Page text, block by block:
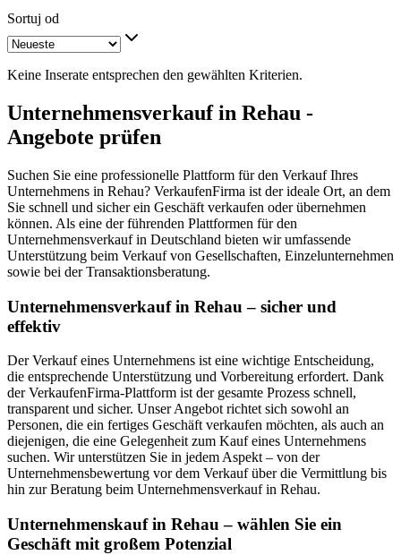
Sortuj od
Keine Inserate entsprechen den gewählten Kriterien.
Unternehmensverkauf in Rehau -
Angebote prüfen
Suchen Sie eine professionelle Plattform für den Verkauf Ihres
Unternehmens in Rehau? VerkaufenFirma ist der ideale Ort, an dem
Sie schnell und sicher ein Geschäft verkaufen oder übernehmen
können. Als eine der führenden Plattformen für den
Unternehmensverkauf in Deutschland bieten wir umfassende
Unterstützung beim Verkauf von Gesellschaften, Einzelunternehmen
sowie bei der Transaktionsberatung.
Unternehmensverkauf in Rehau – sicher und
effektiv
Der Verkauf eines Unternehmens ist eine wichtige Entscheidung,
die entsprechende Unterstützung und Vorbereitung erfordert. Dank
der VerkaufenFirma-Plattform ist der gesamte Prozess schnell,
transparent und sicher. Unser Angebot richtet sich sowohl an
Personen, die ein fertiges Geschäft verkaufen möchten, als auch an
diejenigen, die eine Gelegenheit zum Kauf eines Unternehmens
suchen. Wir unterstützen Sie in jedem Aspekt – von der
Unternehmensbewertung vor dem Verkauf über die Vermittlung bis
hin zur Beratung beim Unternehmensverkauf in Rehau.
Unternehmenskauf in Rehau – wählen Sie ein
Geschäft mit großem Potenzial